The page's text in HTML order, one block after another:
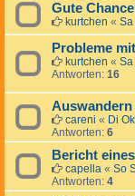
Gute
kurtchen « Sa
Probleme
kurtchen «
Antworten: 16
careni « Di
Antworten: 6
Bericht
capella « So
Antworten: 4